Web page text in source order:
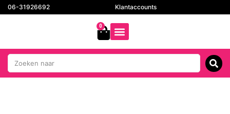
06-31926692 Klantaccounts
0